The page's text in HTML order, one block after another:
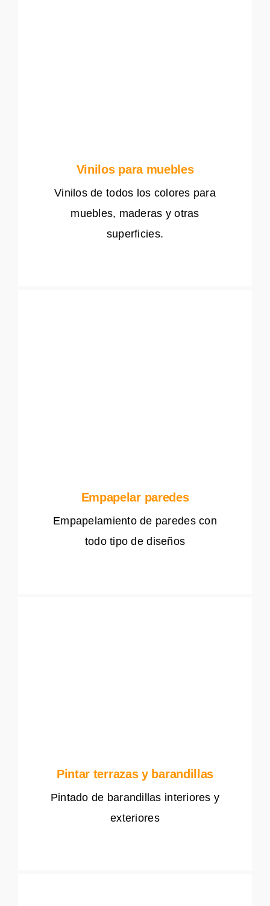
Vinilos para muebles
Vinilos de todos los colores para
muebles, maderas y otras
superficies.
Empapelar paredes
Empapelamiento de paredes con
todo tipo de diseños
Pintar terrazas y barandillas
Pintado de barandillas interiores y
exteriores